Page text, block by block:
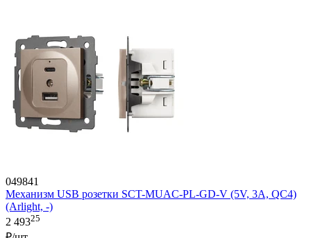
049841
Механизм USB розетки SCT-MUAC-PL-GD-V (5V, 3A, QC4)
(Arlight, -)
2 49325